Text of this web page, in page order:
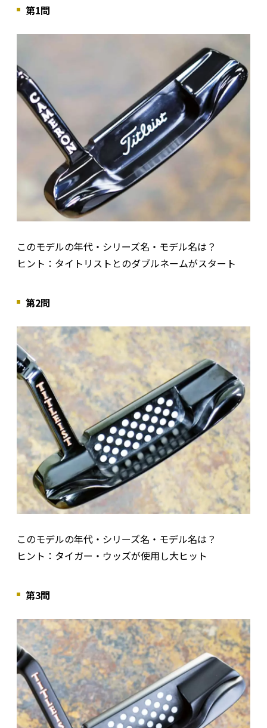
第1問
このモデルの年代・シリーズ名・モデル名は？
ヒント：タイトリストとのダブルネームがスタート
第2問
このモデルの年代・シリーズ名・モデル名は？
ヒント：タイガー・ウッズが使用し大ヒット
第3問